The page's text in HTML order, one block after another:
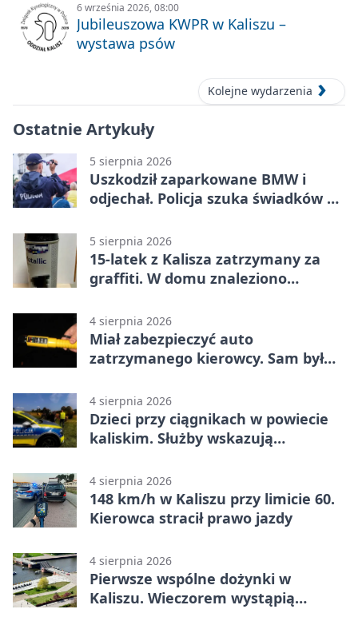
6 września 2026, 08:00
Jubileuszowa KWPR w Kaliszu –
wystawa psów
Kolejne wydarzenia
Ostatnie Artykuły
5 sierpnia 2026
Uszkodził zaparkowane BMW i
odjechał. Policja szuka świadków w
5 sierpnia 2026
15-latek z Kalisza zatrzymany za
graffiti. W domu znaleziono
4 sierpnia 2026
Miał zabezpieczyć auto
zatrzymanego kierowcy. Sam był
4 sierpnia 2026
Dzieci przy ciągnikach w powiecie
kaliskim. Służby wskazują
4 sierpnia 2026
148 km/h w Kaliszu przy limicie 60.
Kierowca stracił prawo jazdy
4 sierpnia 2026
Pierwsze wspólne dożynki w
Kaliszu. Wieczorem wystąpią